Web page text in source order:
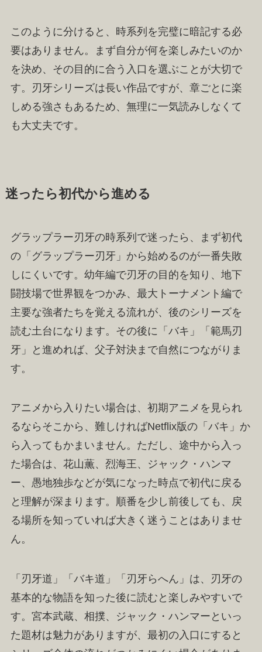
このように分けると、時系列を完璧に暗記する必
要はありません。まず自分が何を楽しみたいのか
を決め、その目的に合う入口を選ぶことが大切で
す。刃牙シリーズは長い作品ですが、章ごとに楽
しめる強さもあるため、無理に一気読みしなくて
も大丈夫です。
迷ったら初代から進める
グラップラー刃牙の時系列で迷ったら、まず初代
の「グラップラー刃牙」から始めるのが一番失敗
しにくいです。幼年編で刃牙の目的を知り、地下
闘技場で世界観をつかみ、最大トーナメント編で
主要な強者たちを覚える流れが、後のシリーズを
読む土台になります。その後に「バキ」「範馬刃
牙」と進めれば、父子対決まで自然につながりま
す。
アニメから入りたい場合は、初期アニメを見られ
るならそこから、難しければNetflix版の「バキ」か
ら入ってもかまいません。ただし、途中から入っ
た場合は、花山薫、烈海王、ジャック・ハンマ
ー、愚地独歩などが気になった時点で初代に戻る
と理解が深まります。順番を少し前後しても、戻
る場所を知っていれば大きく迷うことはありませ
ん。
「刃牙道」「バキ道」「刃牙らへん」は、刃牙の
基本的な物語を知った後に読むと楽しみやすいで
す。宮本武蔵、相撲、ジャック・ハンマーといっ
た題材は魅力がありますが、最初の入口にすると